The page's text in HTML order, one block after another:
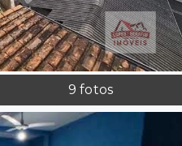
9 fotos